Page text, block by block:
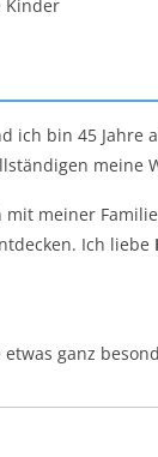
ich bin 45 Jahre
meine
meiner
Ich liebe
ganz